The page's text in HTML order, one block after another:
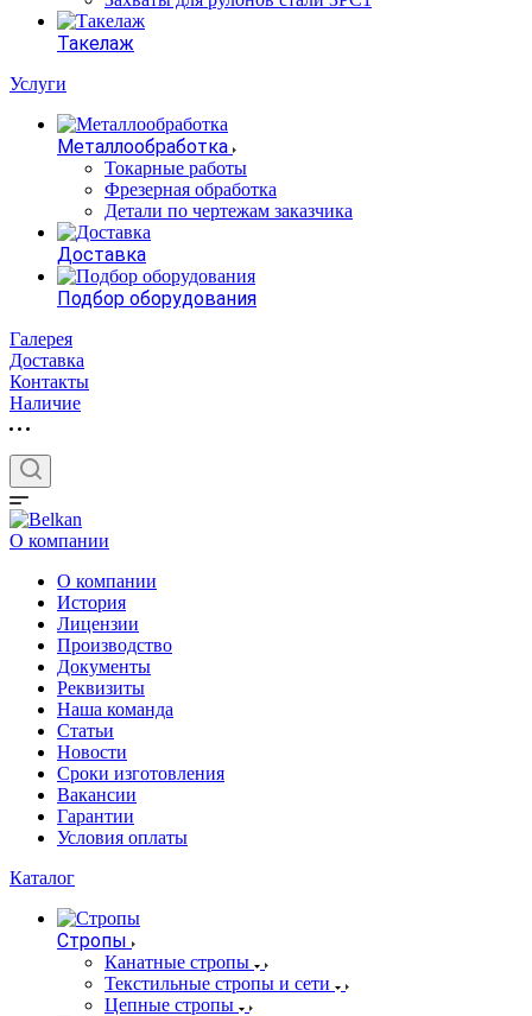
Такелаж
Услуги
Металлообработка
Токарные работы
Фрезерная обработка
Детали по чертежам заказчика
Доставка
Подбор оборудования
Галерея
Доставка
Контакты
Наличие
О компании
О компании
История
Лицензии
Производство
Документы
Реквизиты
Наша команда
Статьи
Новости
Сроки изготовления
Вакансии
Гарантии
Условия оплаты
Каталог
Стропы
Канатные стропы
Текстильные стропы и сети
Цепные стропы